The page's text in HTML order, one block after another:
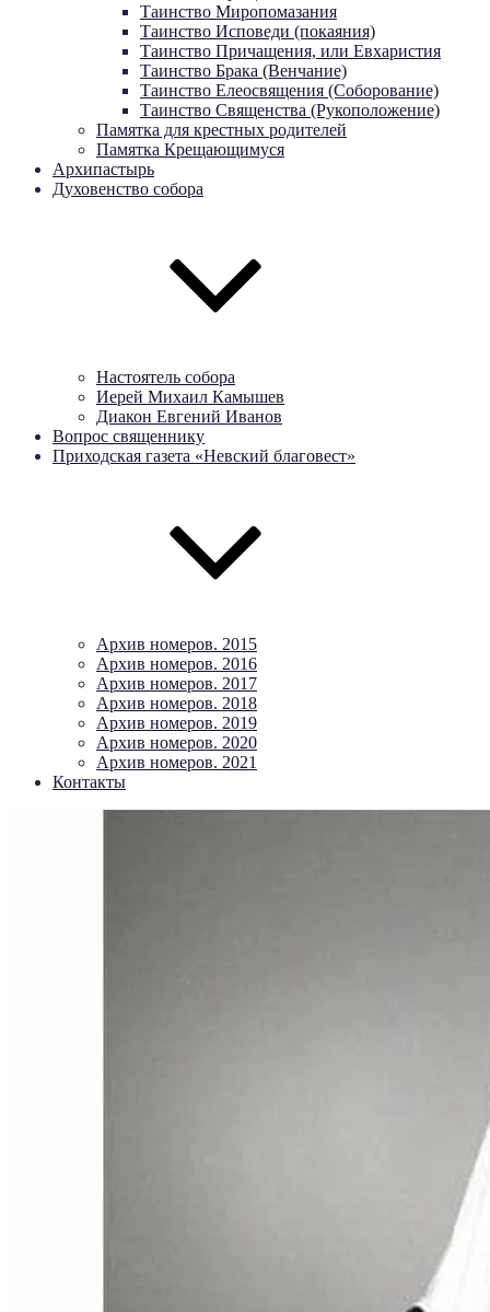
Таинство Миропомазания
Таинство Исповеди (покаяния)
Таинство Причащения, или Евхаристия
Таинство Брака (Венчание)
Таинство Елеосвящения (Соборование)
Таинство Священства (Рукоположение)
Памятка для крестных родителей
Памятка Крещающимуся
Архипастырь
Духовенство собора
Настоятель собора
Иерей Михаил Камышев
Диакон Евгений Иванов
Вопрос священнику
Приходская газета «Невский благовест»
Архив номеров. 2015
Архив номеров. 2016
Архив номеров. 2017
Архив номеров. 2018
Архив номеров. 2019
Архив номеров. 2020
Архив номеров. 2021
Контакты